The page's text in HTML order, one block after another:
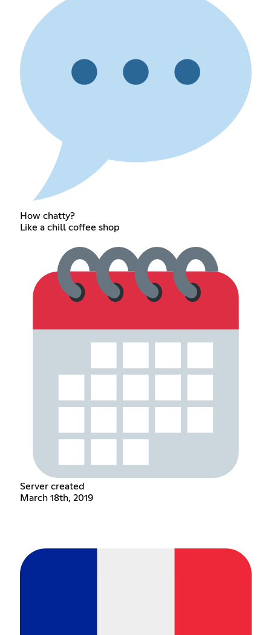
How chatty?
Like a chill coffee shop
Server created
March 18th, 2019